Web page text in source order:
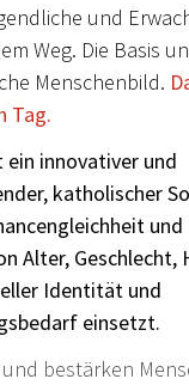
und
Weg. Die Basis
Menschenbild.
Tag.
ein innovativer und
katholischer
und
Alter, Geschlecht,
Identität und
einsetzt.
bestärken